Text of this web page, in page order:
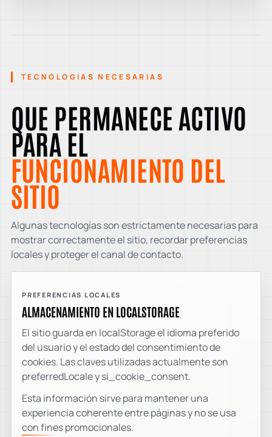
TECNOLOGIAS NECESARIAS
QUE PERMANECE ACTIVO
PARA EL
FUNCIONAMIENTO DEL
SITIO
Algunas tecnologías son estrictamente necesarias para
mostrar correctamente el sitio, recordar preferencias
locales y proteger el canal de contacto.
PREFERENCIAS LOCALES
ALMACENAMIENTO EN LOCALSTORAGE
El sitio guarda en localStorage el idioma preferido
del usuario y el estado del consentimiento de
cookies. Las claves utilizadas actualmente son
preferredLocale y si_cookie_consent.
Esta información sirve para mantener una
experiencia coherente entre páginas y no se usa
con fines promocionales.